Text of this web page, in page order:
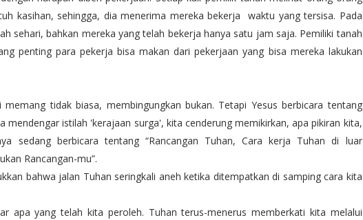
kasihan, sehingga, dia menerima mereka bekerja waktu yang tersisa. Pada
sehari, bahkan mereka yang telah bekerja hanya satu jam saja. Pemiliki tanah
penting para pekerja bisa makan dari pekerjaan yang bisa mereka lakukan
tidak biasa, membingungkan bukan. Tetapi Yesus berbicara tentang
mendengar istilah 'kerajaan surga', kita cenderung memikirkan, apa pikiran kita,
sedang berbicara tentang “Rancangan Tuhan, Cara kerja Tuhan di luar
Rancangan-mu”.
bahwa jalan Tuhan seringkali aneh ketika ditempatkan di samping cara kita
apa yang telah kita peroleh. Tuhan terus-menerus memberkati kita melalui